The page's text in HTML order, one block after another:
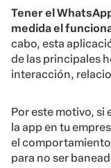
Tener el
medida el
cabo, esta
de las principales
interacción,
Por este motivo, si
la app en tu
el comportamiento
para no ser